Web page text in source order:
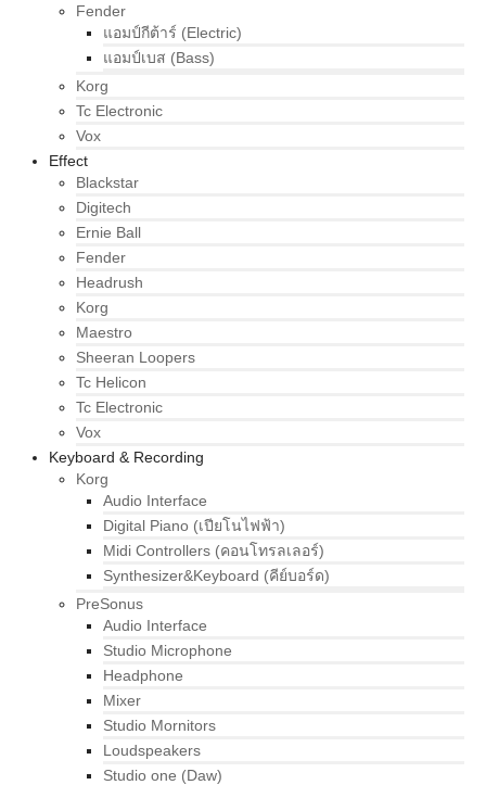
Fender
แอมป์กีต้าร์ (Electric)
แอมป์เบส (Bass)
Korg
Tc Electronic
Vox
Effect
Blackstar
Digitech
Ernie Ball
Fender
Headrush
Korg
Maestro
Sheeran Loopers
Tc Helicon
Tc Electronic
Vox
Keyboard & Recording
Korg
Audio Interface
Digital Piano (เปียโนไฟฟ้า)
Midi Controllers (คอนโทรลเลอร์)
Synthesizer&Keyboard (คีย์บอร์ด)
PreSonus
Audio Interface
Studio Microphone
Headphone
Mixer
Studio Mornitors
Loudspeakers
Studio one (Daw)